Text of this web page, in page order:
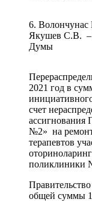
6.
Якушев С.В. –
Думы
2021 год в
счет
ассигнования
№2» на ремонт
терапевтов
общей суммы